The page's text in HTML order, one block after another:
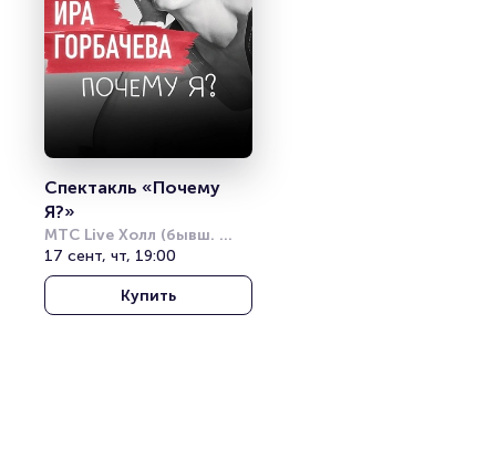
Спектакль «Почему
Я?»
МТС Live Холл (бывш.
Юпитер)
17 сент, чт, 19:00
Купить